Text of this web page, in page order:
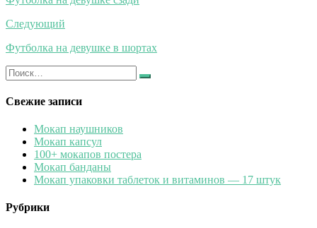
записям
Следующий
Футболка на девушке в шортах
Искать:
Найти
Свежие записи
Мокап наушников
Мокап капсул
100+ мокапов постера
Мокап банданы
Мокап упаковки таблеток и витаминов — 17 штук
Рубрики